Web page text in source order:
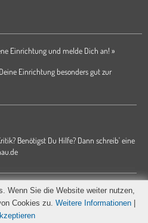
Einrichtung und melde Dich an! »
Einrichtung besonders gut zur
Benötigst Du Hilfe? Dann schreib' eine
Datenschutz
Impressum
Wenn Sie die Website weiter nutzen,
Cookies zu. Weitere Informationen